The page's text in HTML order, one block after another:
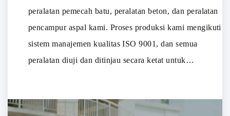
peralatan pemecah batu, peralatan beton, dan peralatan
pencampur aspal kami. Proses produksi kami mengikuti
sistem manajemen kualitas ISO 9001, dan semua
peralatan diuji dan ditinjau secara ketat untuk
pelanggan kami adalah 94,12%, dan waktu respons